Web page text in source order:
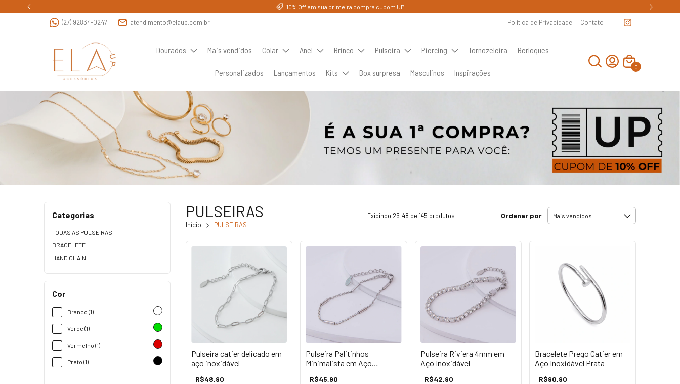
10% Off em sua primeira compra cupom UP
(27) 92834-0247 atendimento@elaup.com.br Política de Privacidade Contato
Dourados Mais vendidos Colar Anel Brinco Pulseira Piercing Tornozeleira Berloques
Personalizados Lançamentos Kits Box surpresa Masculinos Inspirações
0
Categorias
TODAS AS PULSEIRAS
BRACELETE
HAND CHAIN
Cor
Branco (1)
Verde (1)
Vermelho (1)
Preto (1)
PULSEIRAS
Início PULSEIRAS
Exibindo 25-48 de 145 produtos Ordenar por
Pulseira catier delicado em
aço inoxidável
R$48,90
Pulseira Palitinhos
Minimalista em Aço
R$45,90
Pulseira Riviera 4mm em
Aço Inoxidável
R$42,90
Bracelete Prego Catier em
Aço Inoxidável Prata
R$90,90